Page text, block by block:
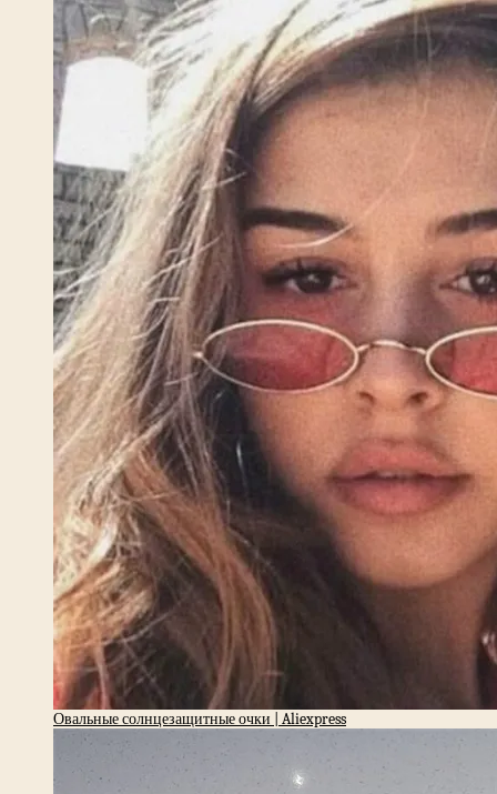
Овальные солнцезащитные очки | Aliexpress